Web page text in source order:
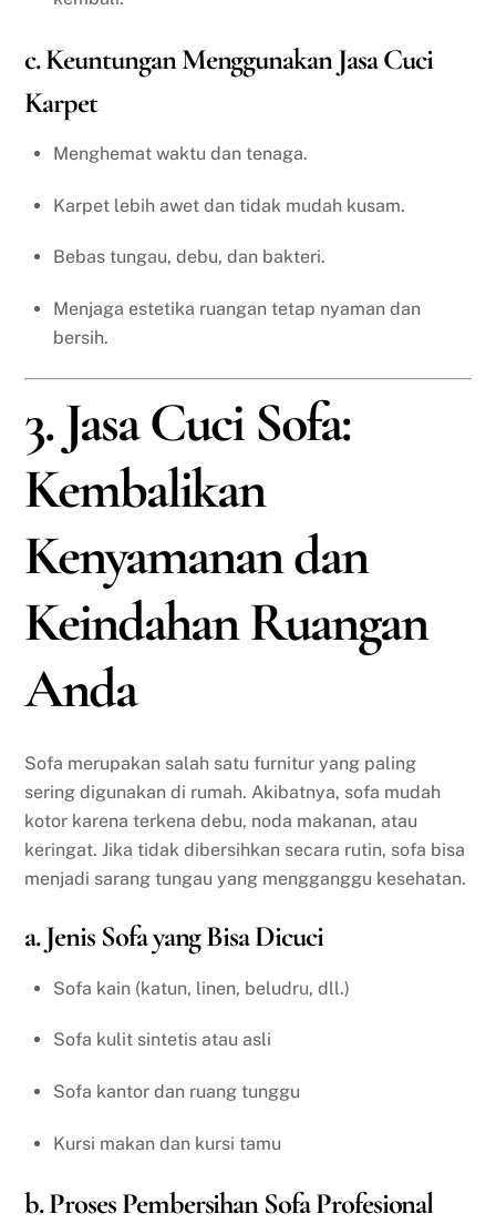
c. Keuntungan Menggunakan Jasa Cuci
Karpet
Menghemat waktu dan tenaga.
Karpet lebih awet dan tidak mudah kusam.
Bebas tungau, debu, dan bakteri.
Menjaga estetika ruangan tetap nyaman dan
bersih.
3. Jasa Cuci Sofa:
Kembalikan
Kenyamanan dan
Keindahan Ruangan
Anda
Sofa merupakan salah satu furnitur yang paling
sering digunakan di rumah. Akibatnya, sofa mudah
kotor karena terkena debu, noda makanan, atau
keringat. Jika tidak dibersihkan secara rutin, sofa bisa
menjadi sarang tungau yang mengganggu kesehatan.
a. Jenis Sofa yang Bisa Dicuci
Sofa kain (katun, linen, beludru, dll.)
Sofa kulit sintetis atau asli
Sofa kantor dan ruang tunggu
Kursi makan dan kursi tamu
b. Proses Pembersihan Sofa Profesional